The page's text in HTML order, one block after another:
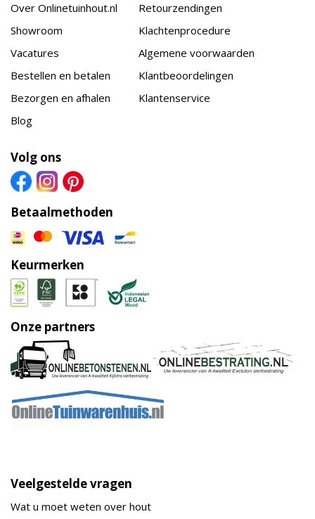
Over Onlinetuinhout.nl
Showroom
Vacatures
Bestellen en betalen
Bezorgen en afhalen
Blog
Retourzendingen
Klachtenprocedure
Algemene voorwaarden
Klantbeoordelingen
Klantenservice
Volg ons
Betaalmethoden
Keurmerken
Onze partners
Veelgestelde vragen
Wat u moet weten over hout